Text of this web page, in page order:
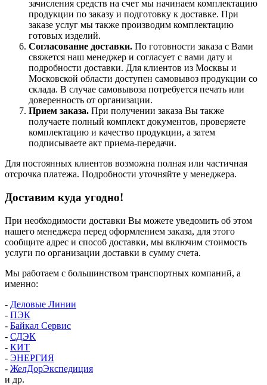
зачисления средств на счет мы начинаем комплектацию
продукции по заказу и подготовку к доставке. При
заказе услуг мы также производим комплектацию
готовых изделий.
Согласование доставки. По готовности заказа с Вами
свяжется наш менеджер и согласует с вами дату и
подробности доставки. Для клиентов из Москвы и
Московской области доступен самовывоз продукции со
склада. В случае самовывоза потребуется печать или
доверенность от организации.
Прием заказа. При получении заказа Вы также
получаете полный комплект документов, проверяете
комплектацию и качество продукции, а затем
подписываете акт приема-передачи.
Для постоянных клиентов возможна полная или частичная
отсрочка платежа. Подробности уточняйте у менеджера.
Доставим куда угодно!
При необходимости доставки Вы можете уведомить об этом
нашего менеджера перед оформлением заказа, для этого
сообщите адрес и способ доставки, мы включим стоимость
услуги по организации доставки в сумму счета.
Мы работаем с большинством транспортных компаний, а
именно:
- Деловые Линии
- ПЭК
- Байкал Сервис
- СДЭК
- КИТ
- ЭНЕРГИЯ
- ЖелДорЭкспедиция
и др.